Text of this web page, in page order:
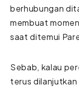
berhubungan
membuat
saat ditemui
Sebab, kalau
terus